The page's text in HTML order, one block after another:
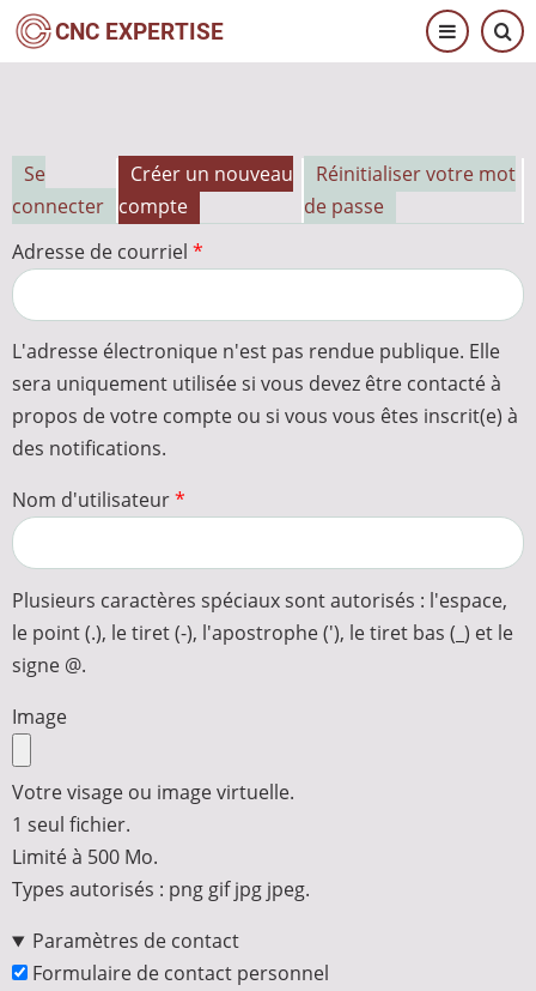
Aller
au
CNC EXPERTISE
Onglets
principaux
Se
connecter
Créer un nouveau
compte
Réinitialiser votre mot
de passe
Adresse de courriel
L'adresse électronique n'est pas rendue publique. Elle
sera uniquement utilisée si vous devez être contacté à
propos de votre compte ou si vous vous êtes inscrit(e) à
des notifications.
Nom d'utilisateur
Plusieurs caractères spéciaux sont autorisés : l'espace,
le point (.), le tiret (-), l'apostrophe ('), le tiret bas (_) et le
signe @.
Image
Votre visage ou image virtuelle.
1 seul fichier.
Limité à 500 Mo.
Types autorisés : png gif jpg jpeg.
Paramètres de contact
Formulaire de contact personnel